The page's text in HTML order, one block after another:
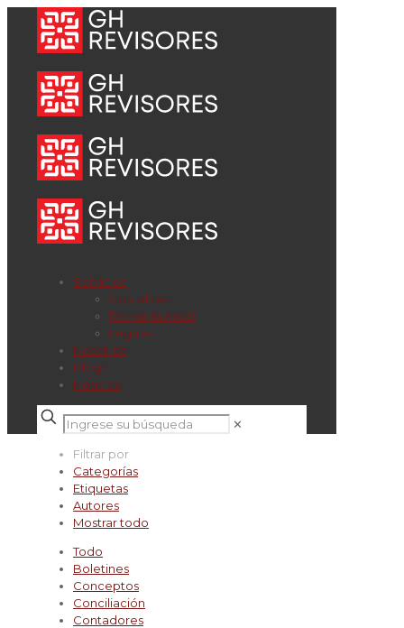
Servicios
Contables
Revisoría fiscal
Legales
Nosotros
Blogs
Noticias
✕
Filtrar por
Categorías
Etiquetas
Autores
Mostrar todo
Todo
Boletines
Conceptos
Conciliación
Contadores